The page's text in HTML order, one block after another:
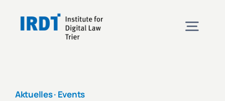
Aktuelles · Events